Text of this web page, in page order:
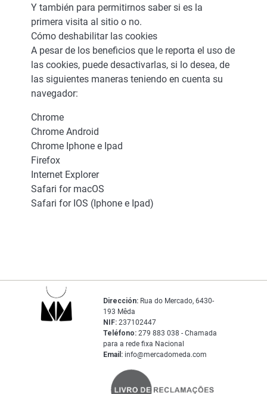
Y también para permitirnos saber si es la
primera visita al sitio o no.
Cómo deshabilitar las cookies
A pesar de los beneficios que le reporta el uso de
las cookies, puede desactivarlas, si lo desea, de
las siguientes maneras teniendo en cuenta su
navegador:
Chrome
Chrome Android
Chrome Iphone e Ipad
Firefox
Internet Explorer
Safari for macOS
Safari for IOS (Iphone e Ipad)
Dirección: Rua do Mercado, 6430-
193 Mêda
NIF: 237102447
Teléfono: 279 883 038 - Chamada
para a rede fixa Nacional
Email: info@mercadomeda.com